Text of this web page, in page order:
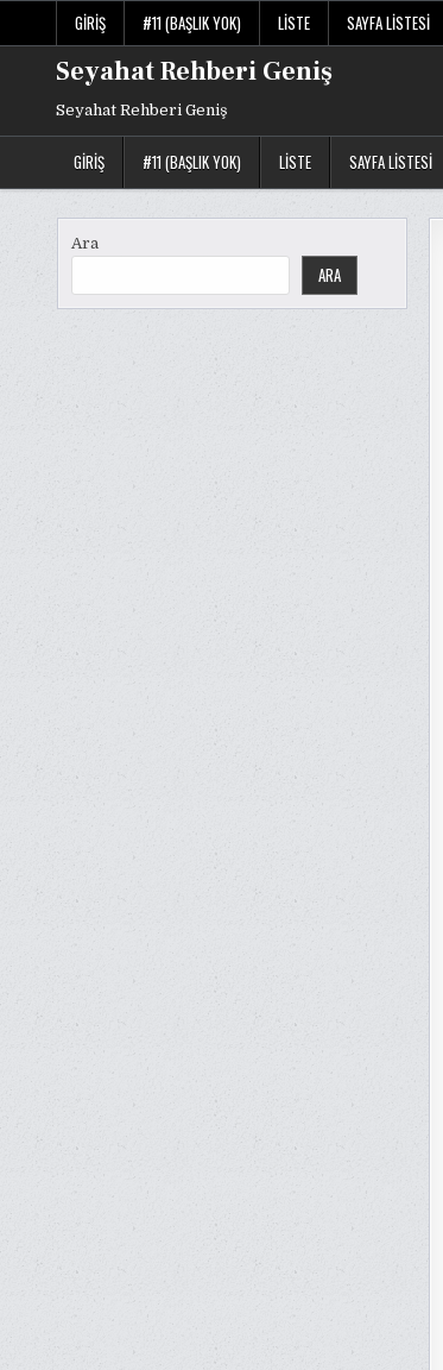
GIRIŞ #11 (BAŞLIK YOK) LISTE SAYFA LISTESI
Seyahat Rehberi Geniş
Seyahat Rehberi Geniş
GIRIŞ #11 (BAŞLIK YOK) LISTE SAYFA LISTESI
Ara
ARA